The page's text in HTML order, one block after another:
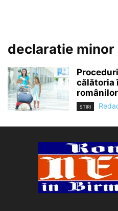
declaratie
călătoria
STIRI